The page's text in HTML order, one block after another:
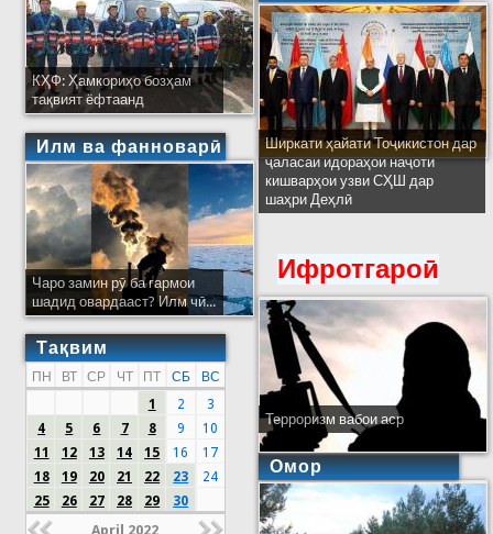
КҲФ: Ҳамкориҳо бозҳам
тақвият ёфтаанд
Илм ва фанноварӣ
Чаро замин рӯ ба гармои
шадид овардааст? Илм чӣ...
Тақвим
ПН ВТ СР ЧТ ПТ СБ
ВС
1
2
3
4
5 6 7 8 9
10
11
12 13 14 15 16
17
18
19 20 21 22 23
24
25
26 27 28 29 30
April 2022
Ширкати ҳайати Тоҷикистон дар
ҷаласаи идораҳои наҷоти
кишварҳои узви СҲШ дар
шаҳри Деҳлӣ
Ифротгароӣ
Терроризм вабои аср
Омор